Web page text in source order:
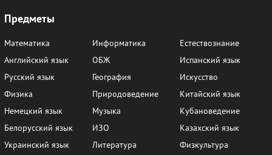
Предметы
Математика
Английский язык
Русский язык
Физика
Немецкий язык
Белорусский язык
Украинский язык
Информатика
ОБЖ
География
Природоведение
Музыка
ИЗО
Литература
Естествознание
Испанский язык
Искусство
Китайский язык
Кубановедение
Казахский язык
Физкультура